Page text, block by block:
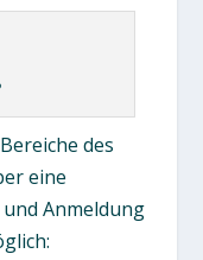
des
eine
Anmeldung